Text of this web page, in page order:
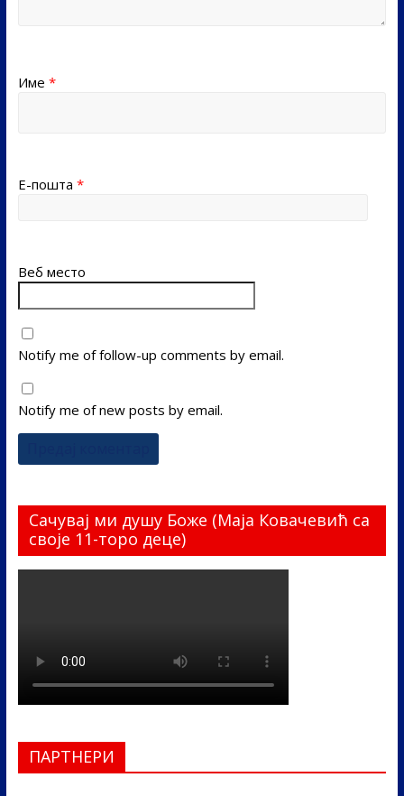
Име *
Е-пошта *
Веб место
Notify me of follow-up comments by email.
Notify me of new posts by email.
Сачувај ми душу Боже (Маја Ковачевић са
своје 11-торо деце)
ПАРТНЕРИ